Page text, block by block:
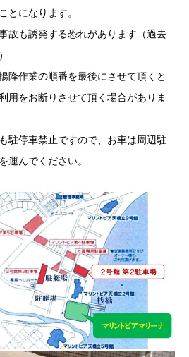
とになります。
故も誘発する恐れがあります（過去
降作業の順番を最後にさせて頂くと
用をお断りさせて頂く場合がありま
駐停車禁止ですので、お車は周辺駐
運んでください。